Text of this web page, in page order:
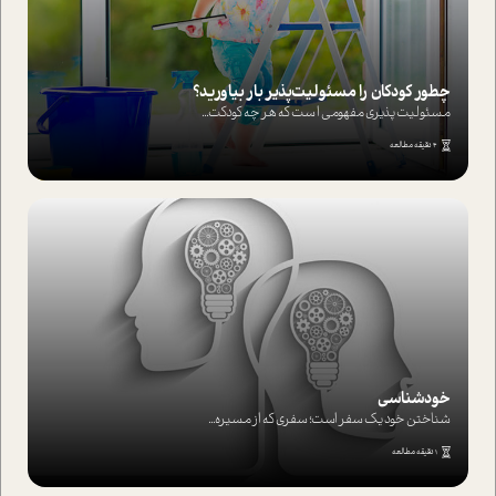
چطور کودکان را مسئولیت‌پذیر بار بیاورید؟
مسئولیت پذیری مفهومی ا ست که هر چه کودکت...
4 دقیقه مطالعه
خودشناسی
شناختن خود یک سفر است؛ سفری که از مسیره...
1 دقیقه مطالعه